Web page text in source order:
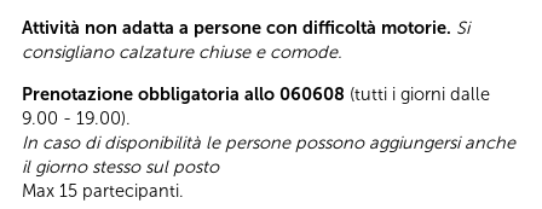
Attività non adatta a persone con difficoltà motorie. Si
consigliano calzature chiuse e comode.
Prenotazione obbligatoria allo 060608 (tutti i giorni dalle
9.00 - 19.00).
In caso di disponibilità le persone possono aggiungersi anche
il giorno stesso sul posto
Max 15 partecipanti.